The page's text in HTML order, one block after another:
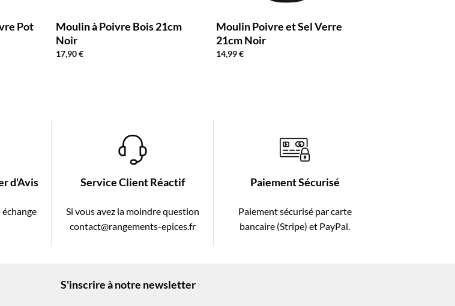
Pot
Moulin à Poivre Bois 21cm
Noir
17,90€
Moulin Poivre et Sel Verre
21cm Noir
14,99€
d'Avis Service Client Réactif
Si vous avez la moindre question
contact@rangements-epices.fr
Paiement Sécurisé
Paiement sécurisé par carte
bancaire (Stripe) et PayPal.
S'inscrire à notre newsletter